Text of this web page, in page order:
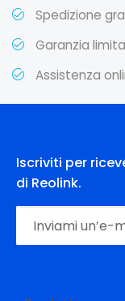
Spedizione
Garanzia
Assistenza
Iscriviti per
di Reolink.